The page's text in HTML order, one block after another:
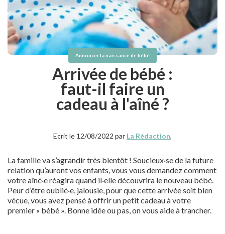
Annoncer la naissance de bébé
Arrivée de bébé :
faut-il faire un
cadeau à l'aîné ?
Ecrit le 12/08/2022 par La Rédaction,
La famille va s’agrandir très bientôt ! Soucieux·se de la future
relation qu’auront vos enfants, vous vous demandez comment
votre aîné·e réagira quand il·elle découvrira le nouveau bébé.
Peur d’être oublié·e, jalousie, pour que cette arrivée soit bien
vécue, vous avez pensé à offrir un petit cadeau à votre
premier « bébé ». Bonne idée ou pas, on vous aide à trancher.